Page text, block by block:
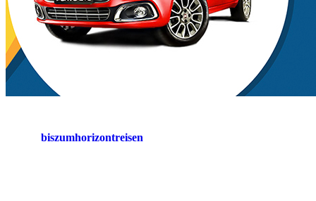
biszumhorizontreisen